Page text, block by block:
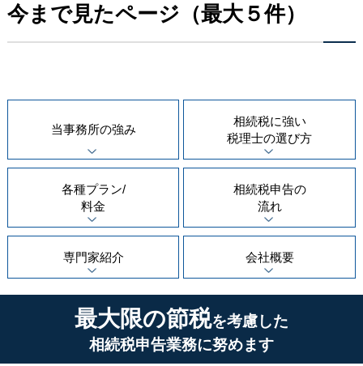
今まで見たページ（最大５件）
当事務所の強み
相続税に強い
税理士の選び方
各種プラン/
料金
相続税申告の
流れ
専門家紹介 会社概要
最大限の節税を考慮した
相続税申告業務に努めます